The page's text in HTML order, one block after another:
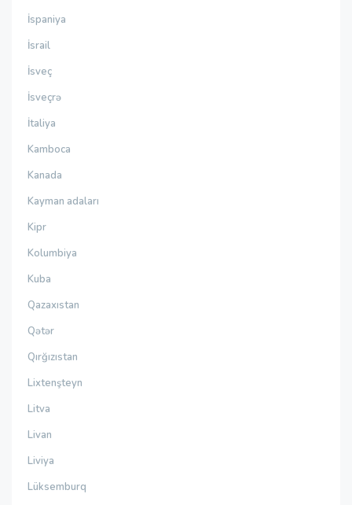
İspaniya
İsrail
İsveç
İsveçrə
İtaliya
Kamboca
Kanada
Kayman adaları
Kipr
Kolumbiya
Kuba
Qazaxıstan
Qətər
Qırğızıstan
Lixtenşteyn
Litva
Livan
Liviya
Lüksemburq